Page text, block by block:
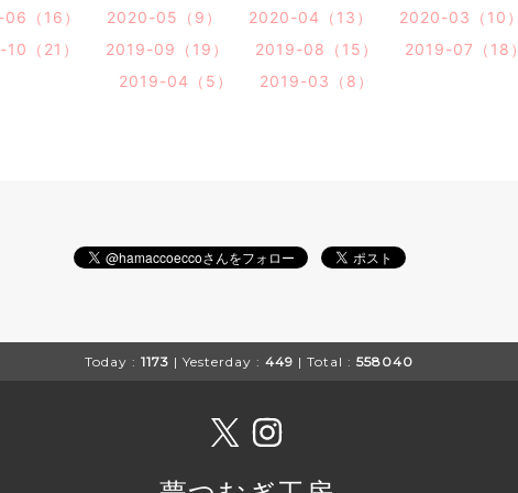
（16） 2020-05（9） 2020-04（13） 2020-03（10）
（21） 2019-09（19） 2019-08（15） 2019-07（18）
2019-04（5）
2019-03（8）
Today : 1173 | Yesterday : 449 | Total : 558040